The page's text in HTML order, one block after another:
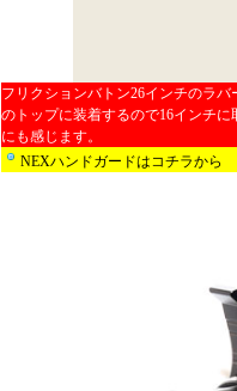
フリクションバトン26インチのラ
のトップに装着するので16インチ
にも感じます。
NEXハンドガードはコチラから